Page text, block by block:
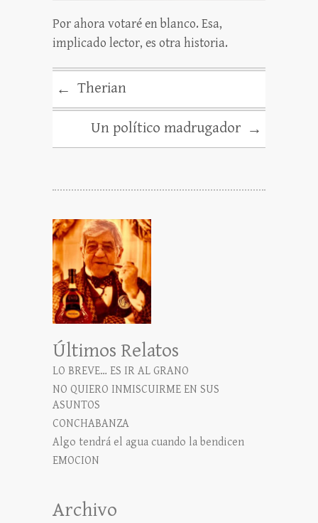
Por ahora votaré en blanco. Esa,
implicado lector, es otra historia.
← Therian
Un político madrugador →
Últimos Relatos
LO BREVE… ES IR AL GRANO
NO QUIERO INMISCUIRME EN SUS
ASUNTOS
CONCHABANZA
Algo tendrá el agua cuando la bendicen
EMOCION
Archivo